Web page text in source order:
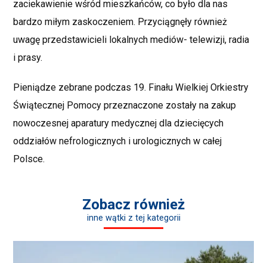
zaciekawienie wśród mieszkańców, co było dla nas
bardzo miłym zaskoczeniem. Przyciągnęły również
uwagę przedstawicieli lokalnych mediów- telewizji, radia
i prasy.
Pieniądze zebrane podczas 19. Finału Wielkiej Orkiestry
Świątecznej Pomocy przeznaczone zostały na zakup
nowoczesnej aparatury medycznej dla dziecięcych
oddziałów nefrologicznych i urologicznych w całej
Polsce.
Zobacz również
inne wątki z tej kategorii